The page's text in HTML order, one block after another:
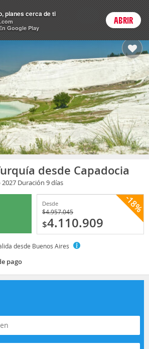
Precios enPeso
ARSCambiar moneda
Login
desde Capadocia
Duración 9 días
-18%
Desde
$4.957.045
$4.110.909
desde Buenos Aires
pago
viaje
planes cerca de ti
Google Play
ABRIR